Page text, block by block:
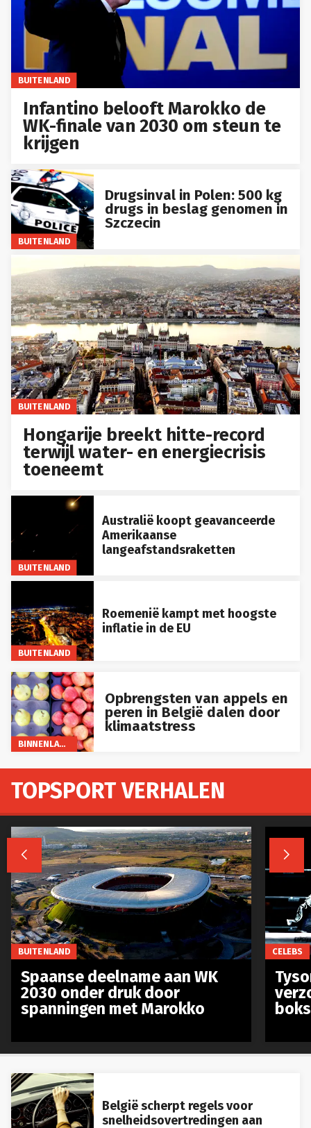
BUITENLAND
Infantino belooft Marokko de
WK-finale van 2030 om steun te
krijgen
BUITENLAND
Drugsinval in Polen: 500 kg
drugs in beslag genomen in
Szczecin
BUITENLAND
Hongarije breekt hitte-record
terwijl water- en energiecrisis
toeneemt
BUITENLAND
Australië koopt geavanceerde
Amerikaanse
langeafstandsraketten
BUITENLAND
Roemenië kampt met hoogste
inflatie in de EU
BINNENLAND
Opbrengsten van appels en
peren in België dalen door
klimaatstress
België scherpt regels voor
snelheidsovertredingen aan
TOPSPORT VERHALEN
 
BUITENLAND
Spaanse deelname aan WK
2030 onder druk door
spanningen met Marokko
CELEBS